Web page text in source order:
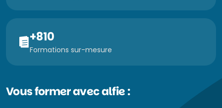
+810
Formations sur-mesure
Vous former avec alfie :